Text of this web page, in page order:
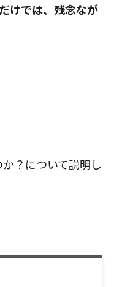
けでは、残念なが
？について説明し